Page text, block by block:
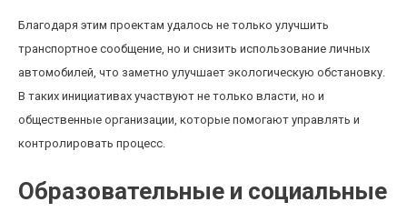
Благодаря этим проектам удалось не только улучшить
транспортное сообщение, но и снизить использование личных
автомобилей, что заметно улучшает экологическую обстановку.
В таких инициативах участвуют не только власти, но и
общественные организации, которые помогают управлять и
контролировать процесс.
Образовательные и социальные